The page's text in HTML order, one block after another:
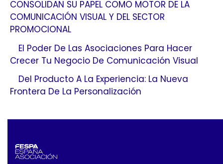
CONSOLIDAN SU PAPEL COMO MOTOR DE LA
COMUNICACIÓN VISUAL Y DEL SECTOR
PROMOCIONAL
El Poder De Las Asociaciones Para Hacer
Crecer Tu Negocio De Comunicación Visual
Del Producto A La Experiencia: La Nueva
Frontera De La Personalización